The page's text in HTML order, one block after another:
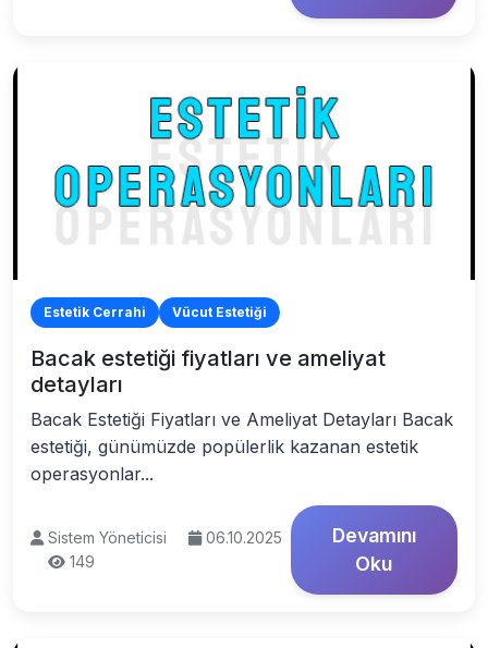
Estetik Cerrahi Vücut Estetiği
Bacak estetiği fiyatları ve ameliyat
detayları
Bacak Estetiği Fiyatları ve Ameliyat Detayları Bacak
estetiği, günümüzde popülerlik kazanan estetik
operasyonlar...
Sistem Yöneticisi
06.10.2025
149
Devamını
Oku